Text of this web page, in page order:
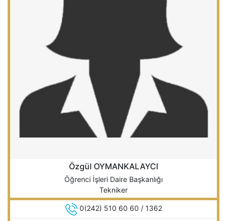
Özgül OYMANKALAYCI
Öğrenci İşleri Daire Başkanlığı
Tekniker
0(242) 510 60 60 / 1362